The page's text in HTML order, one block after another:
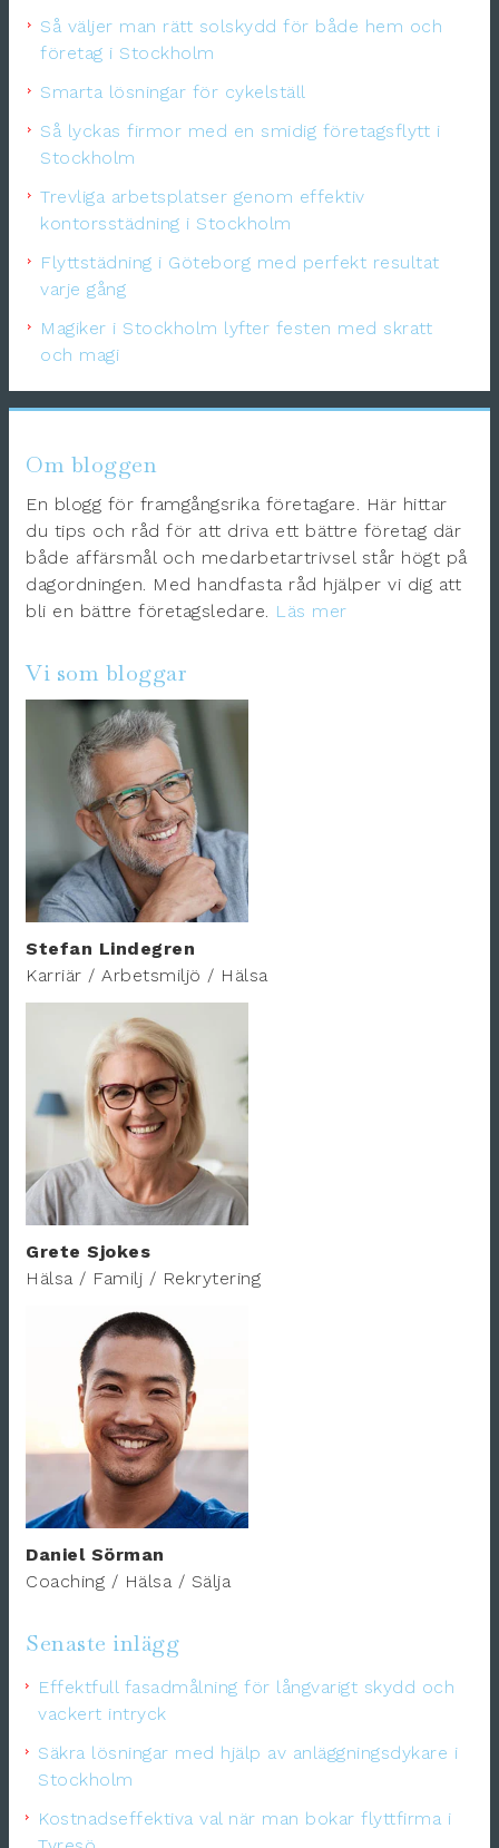
Så väljer man rätt solskydd för både hem och
företag i Stockholm
Smarta lösningar för cykelställ
Så lyckas firmor med en smidig företagsflytt i
Stockholm
Trevliga arbetsplatser genom effektiv
kontorsstädning i Stockholm
Flyttstädning i Göteborg med perfekt resultat
varje gång
Magiker i Stockholm lyfter festen med skratt
och magi
Om bloggen
En blogg för framgångsrika företagare. Här hittar
du tips och råd för att driva ett bättre företag där
både affärsmål och medarbetartrivsel står högt på
dagordningen. Med handfasta råd hjälper vi dig att
bli en bättre företagsledare. Läs mer
Vi som bloggar
Stefan Lindegren
Karriär / Arbetsmiljö / Hälsa
Grete Sjokes
Hälsa / Familj / Rekrytering
Daniel Sörman
Coaching / Hälsa / Sälja
Senaste inlägg
Effektfull fasadmålning för långvarigt skydd och
vackert intryck
Säkra lösningar med hjälp av anläggningsdykare i
Stockholm
Kostnadseffektiva val när man bokar flyttfirma i